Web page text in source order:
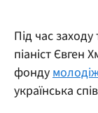
Під час
піаніст Євген
фонду
українська